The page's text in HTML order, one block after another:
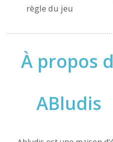
règle du jeu
À propos
ABludis